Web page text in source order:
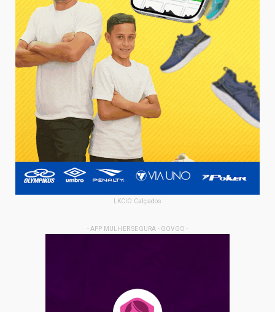
LKCIO Calçados
- APP MULHER SEGURA - GOVGO -